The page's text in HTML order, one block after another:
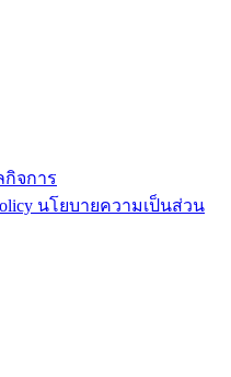
ร้าง สู่อนาคตที่ดีกว่าไปพร้อม
กิจการ
นโยบายความเป็นส่วน